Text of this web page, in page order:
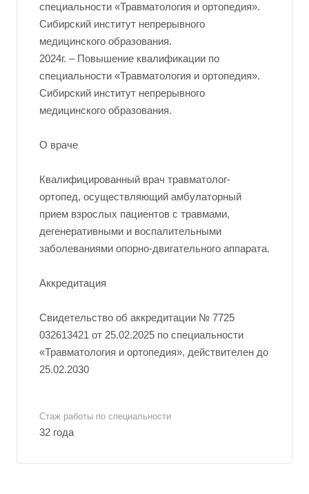
специальности «Травматология и ортопедия».
Сибирский институт непрерывного
медицинского образования.
2024г. – Повышение квалификации по
специальности «Травматология и ортопедия».
Сибирский институт непрерывного
медицинского образования.
О враче
Квалифицированный врач травматолог-
ортопед, осуществляющий амбулаторный
прием взрослых пациентов с травмами,
дегенеративными и воспалительными
заболеваниями опорно-двигательного аппарата.
Аккредитация
Свидетельство об аккредитации № 7725
032613421 от 25.02.2025 по специальности
«Травматология и ортопедия», действителен до
25.02.2030
Стаж работы по специальности
32 года